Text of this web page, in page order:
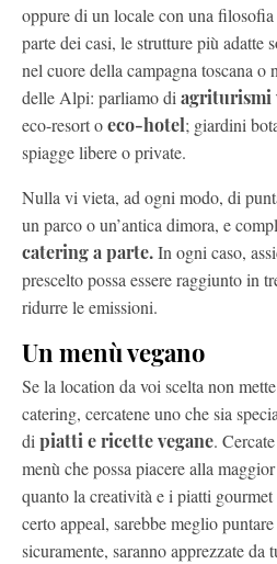
oppure di un locale con una
parte dei casi, le strutture più adatte
nel cuore della campagna toscana o
delle Alpi: parliamo di agriturismi
eco-resort oeco-hotel; giardini
spiagge libere o private.
Nulla vi vieta, ad ogni modo, di
un parco o un’antica dimora, e
catering a parte.In ogni caso,
prescelto possa essere raggiunto in
ridurre le emissioni.
Un menù vegano
Se la location da voi scelta non
catering, cercatene uno che sia
dipiatti e ricette vegane.
menù che possa piacere alla
quanto la creatività e i piatti
certo appeal, sarebbe meglio
sicuramente, saranno apprezzate da